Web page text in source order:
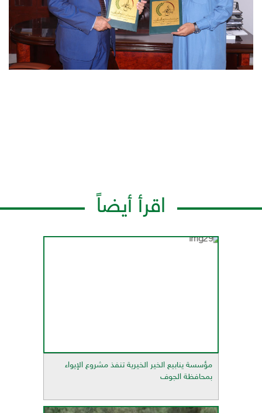
اقرأ أيضاً
مؤسسة ينابيع الخير الخيرية تنفذ مشروع الإيواء
بمحافظة الجوف